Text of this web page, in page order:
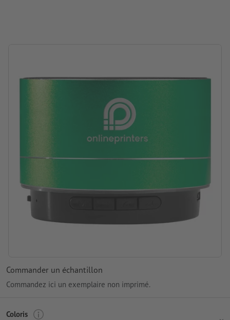
Commander un échantillon
Commandez ici un exemplaire non imprimé.
Coloris